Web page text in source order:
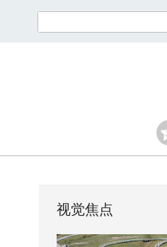
视觉焦点